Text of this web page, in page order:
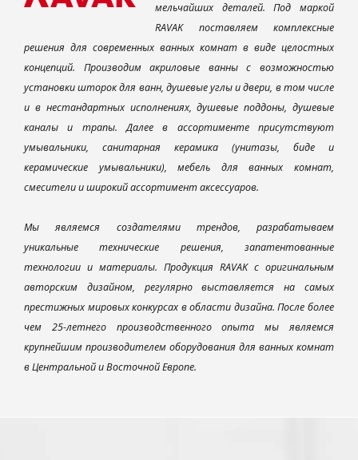
мельчайших деталей. Под маркой
RAVAK поставляем комплексные
решения для современных ванных комнат в виде целостных
концепций. Производим акриловые ванны с возможностью
установки шторок для ванн, душевые углы и двери, в том числе
и в нестандартных исполнениях, душевые поддоны, душевые
каналы и трапы. Далее в ассортименте присутствуют
умывальники, санитарная керамика (унитазы, биде и
керамические умывальники), мебель для ванных комнат,
смесители и широкий ассортимент аксессуаров.
Мы являемся создателями трендов, разрабатываем
уникальные технические решения, запатентованные
технологии и материалы. Продукция RAVAK с оригинальным
авторским дизайном, регулярно выставляется на самых
престижных мировых конкурсах в области дизайна. После более
чем 25-летнего производственного опыта мы являемся
крупнейшим производителем оборудования для ванных комнат
в Центральной и Восточной Европе.